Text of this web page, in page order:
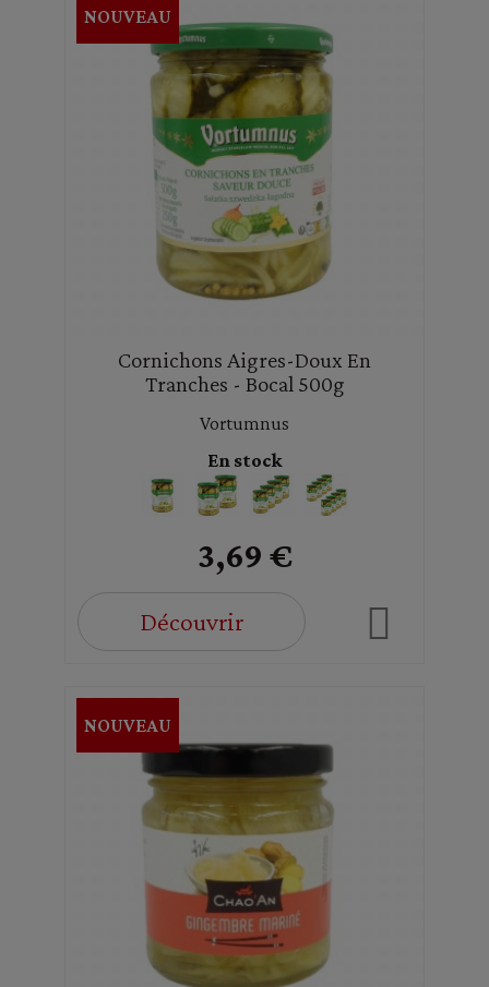
Cornichons Aigres-Doux En
Tranches - Bocal 500g
Vortumnus
En stock
3,69 €
Découvrir
NOUVEAU
NOUVEAU